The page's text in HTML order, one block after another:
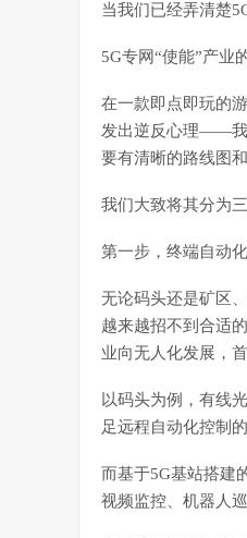
当我们已经弄清楚
5G专网“使能”产业
在一款即点即玩的
发出逆反心理——我
要有清晰的路线图
我们大致将其分为三
第一步，终端自动化
无论码头还是矿区
越来越招不到合适
业向无人化发展，
以码头为例，有线
足远程自动化控制
而基于5G基站搭建
视频监控、机器人